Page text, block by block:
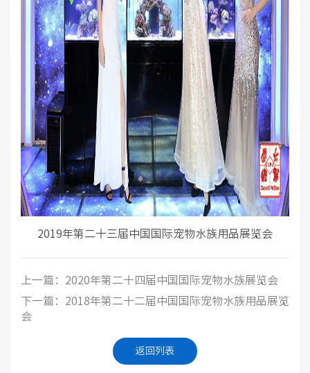
2019年第二十三届中国国际宠物水族用品展览会
上一篇：2020年第二十四届中国国际宠物水族展览会
下一篇：2018年第二十二届中国国际宠物水族用品展览
会
返回列表